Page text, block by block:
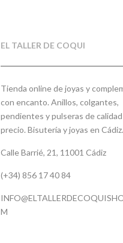
EL TALLER DE COQUI
Tienda online de joyas y
con encanto. Anillos, colgantes,
pendientes y pulseras de
precio. Bisutería y joyas en Cádiz.
Calle Barrié, 21, 11001 Cádiz
(+34) 856 17 40 84
M